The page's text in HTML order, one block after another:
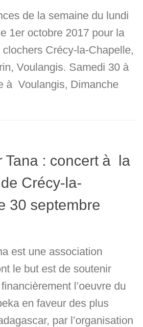
de la semaine du lundi
1er octobre 2017 pour la
Crécy-la-Chapelle,
Voulangis. Samedi 30 à
à Voulangis, Dimanche
Tana : concert à la
Crécy-la-
30 septembre
est une association
le but est de soutenir
l’oeuvre du
en faveur des plus
par l’organisation